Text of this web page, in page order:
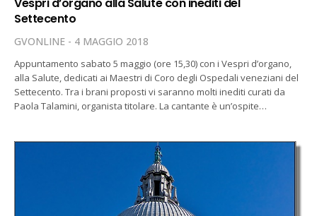
Settecento
GVONLINE 4 MAGGIO 2018
Appuntamento sabato 5 maggio (ore 15,30) con i Vespri d’organo,
alla Salute, dedicati ai Maestri di Coro degli Ospedali veneziani del
Settecento. Tra i brani proposti vi saranno molti inediti curati da
Paola Talamini, organista titolare. La cantante è un’ospite…